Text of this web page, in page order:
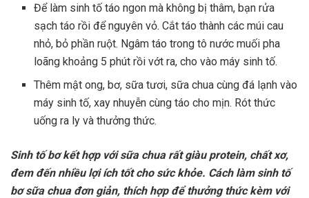
Để làm sinh tố táo ngon mà không bị thâm, bạn rửa
sạch táo rồi để nguyên vỏ. Cắt táo thành các múi cau
nhỏ, bỏ phần ruột. Ngâm táo trong tô nước muối pha
loãng khoảng 5 phút rồi vớt ra, cho vào máy sinh tố.
Thêm mật ong, bơ, sữa tươi, sữa chua cùng đá lạnh vào
máy sinh tố, xay nhuyễn cùng táo cho mịn. Rót thức
uống ra ly và thưởng thức.
Sinh tố bơ kết hợp với sữa chua rất giàu protein, chất xơ,
đem đến nhiều lợi ích tốt cho sức khỏe. Cách làm sinh tố
bơ sữa chua đơn giản, thích hợp để thưởng thức kèm với